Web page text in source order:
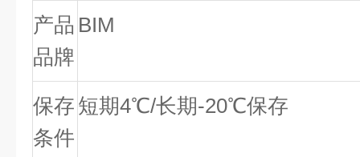
产品
品牌
BIM
保存
条件
短期4℃/长期-20℃保存